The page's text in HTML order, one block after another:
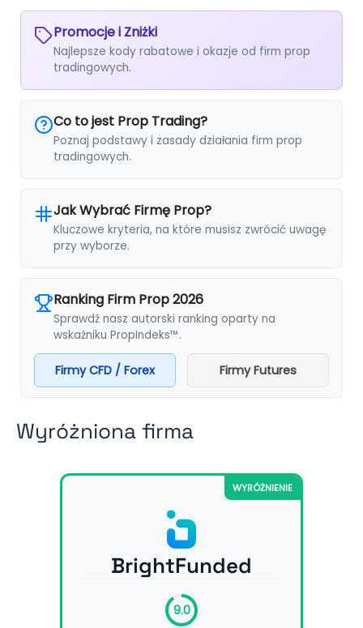
Promocje i Zniżki
Najlepsze kody rabatowe i okazje od firm prop
tradingowych.
Co to jest Prop Trading?
Poznaj podstawy i zasady działania firm prop
tradingowych.
Jak Wybrać Firmę Prop?
Kluczowe kryteria, na które musisz zwrócić uwagę
przy wyborze.
Ranking Firm Prop 2026
Sprawdź nasz autorski ranking oparty na
wskaźniku PropIndeks™.
Firmy CFD / Forex Firmy Futures
Wyróżniona firma
WYRÓŻNIENIE
BrightFunded
9.0